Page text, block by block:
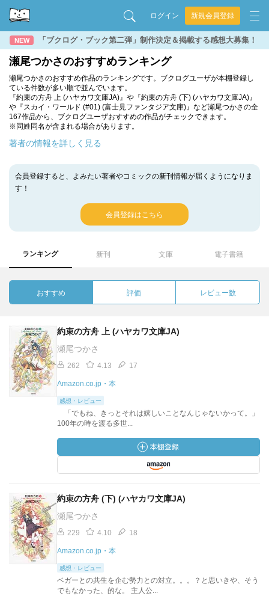
ログイン 新規会員登録
NEW 「ブクログ・ブック第二弾」制作決定＆掲載する感想大募集！
瀬尾つかさのおすすめランキング
瀬尾つかさのおすすめ作品のランキングです。ブクログユーザが本棚登録し
ている件数が多い順で並んでいます。
『約束の方舟 上 (ハヤカワ文庫JA)』や『約束の方舟 (下) (ハヤカワ文庫JA)』
や『スカイ・ワールド (#01) (富士見ファンタジア文庫)』など瀬尾つかさの全
167作品から、ブクログユーザおすすめの作品がチェックできます。
※同姓同名が含まれる場合があります。
著者の情報を詳しく見る
会員登録すると、よみたい著者やコミックの新刊情報が届くようになりま
す！
会員登録はこちら
ランキング 新刊 文庫 電子書籍
おすすめ 評価 レビュー数
約束の方舟 上 (ハヤカワ文庫JA)
瀬尾つかさ
262 4.13 17
Amazon.co.jp・本
感想・レビュー
「でもね、きっとそれは嬉しいことなんじゃないかって。」
100年の時を渡る多世...
約束の方舟 (下) (ハヤカワ文庫JA)
瀬尾つかさ
229 4.10 18
Amazon.co.jp・本
感想・レビュー
ベガーとの共生を企む勢力との対立。。。？と思いきや、そう
でもなかった、的な。 主人公...